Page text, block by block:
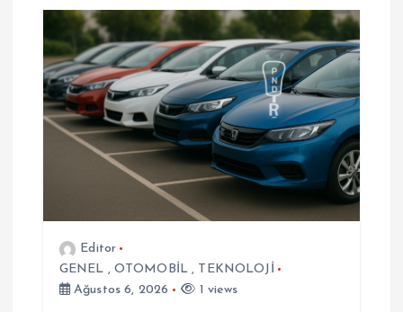
n
m
Editor
GENEL , OTOMOBİL , TEKNOLOJİ
Ağustos 6, 2026
1 views